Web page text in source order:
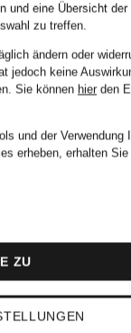
und eine Übersicht
zu treffen.
ändern oder
jedoch keine
Sie können hier den
und der Verwendung
erheben, erhalten
ZU